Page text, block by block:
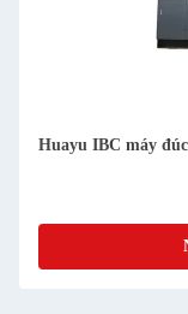
Huayu IBC máy